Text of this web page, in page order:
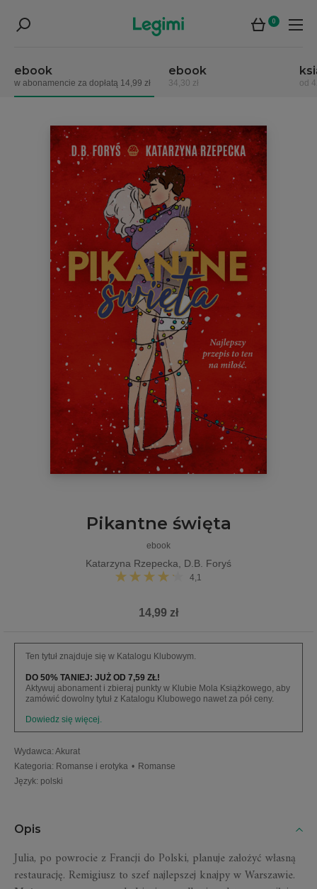
0
ebook
w abonamencie za dopłatą 14,99 zł
ebook
34,30 zł od
Pikantne święta
ebook
Katarzyna Rzepecka D.B. Foryś
4,1
14,99 zł
Ten tytuł znajduje się w Katalogu Klubowym.
DO 50% TANIEJ: JUŻ OD 7,59 ZŁ!
Aktywuj abonament i zbieraj punkty w Klubie Mola Książkowego, aby
zamówić dowolny tytuł z Katalogu Klubowego nawet za pół ceny.
Dowiedz się więcej.
Wydawca: Akurat
Kategoria: Romanse i erotyka • Romanse
Język: polski
Opis
Julia, po powrocie z Francji do Polski, planuje założyć własną
restaurację. Remigiusz to szef najlepszej knajpy w Warszawie.